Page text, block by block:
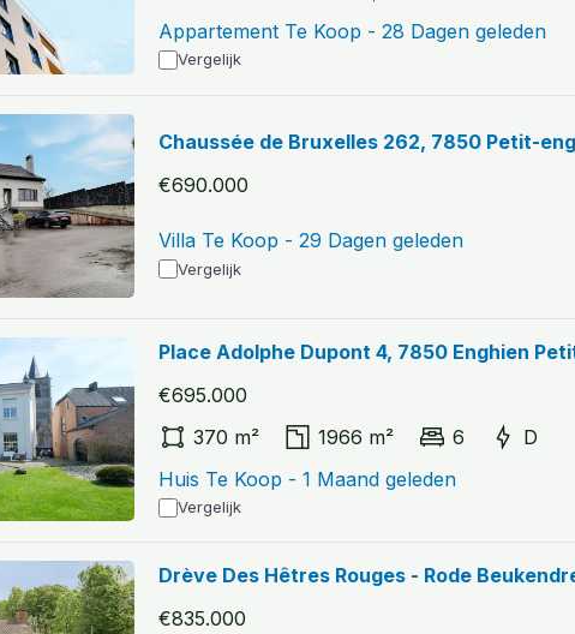
Appartement Te Koop - 28 Dagen geleden
Vergelijk
Chaussée de Bruxelles 262, 7850 Petit-
€690.000
Villa Te Koop - 29 Dagen geleden
Vergelijk
Place Adolphe Dupont 4, 7850 Enghien
€695.000
370 m²
1966 m² 6
D
Huis Te Koop - 1 Maand geleden
Vergelijk
Drève Des Hêtres Rouges - Rode
€835.000